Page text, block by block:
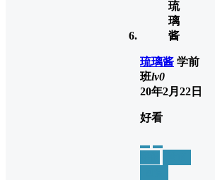
琉璃酱 学前
班lv0
20年2月22日
好看